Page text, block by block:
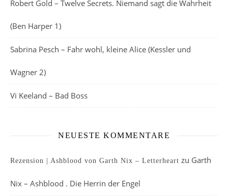
Robert Gold – Twelve Secrets. Niemand sagt die Wahrheit
(Ben Harper 1)
Sabrina Pesch – Fahr wohl, kleine Alice (Kessler und
Wagner 2)
Vi Keeland – Bad Boss
NEUESTE KOMMENTARE
Rezension | Ashblood von Garth Nix – Letterheart zu Garth
Nix – Ashblood . Die Herrin der Engel